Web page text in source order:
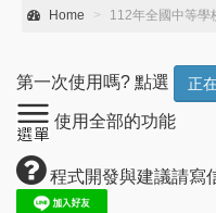
Home 112年全國中等學
第一次使用嗎? 點選 正
使用全部的功能
程式開發與建議請寫